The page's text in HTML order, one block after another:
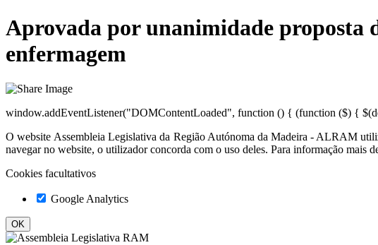
Aprovada por unanimidade proposta
enfermagem
window.addEventListener("DOMContentLoaded", function () { (function ($) {
O website Assembleia Legislativa da Região Autónoma da Madeira - ALRAM
navegar no website, o utilizador concorda com o uso deles. Para informação mais
Cookies facultativos
Google Analytics